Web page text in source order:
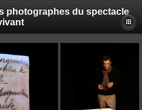
photographes du spectacle